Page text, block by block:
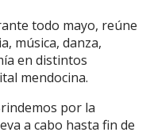
todo mayo, reúne
música, danza,
en distintos
mendocina.
por la
a cabo hasta fin de